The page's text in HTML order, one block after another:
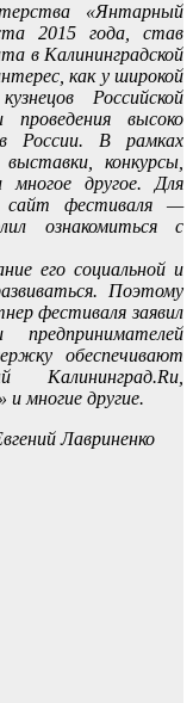
«Янтарный
2015 года, став
в Калининградской
как у широкой
Российской
высоко
России. В рамках
конкурсы,
многое другое. Для
сайт фестиваля —
ознакомиться с
его социальной и
Поэтому
фестиваля заявил
обеспечивают
многие другие.
Лавриненко